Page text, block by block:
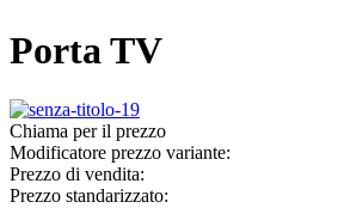
Porta TV
Chiama per il prezzo
Modificatore prezzo variante:
Prezzo di vendita:
Prezzo standarizzato: